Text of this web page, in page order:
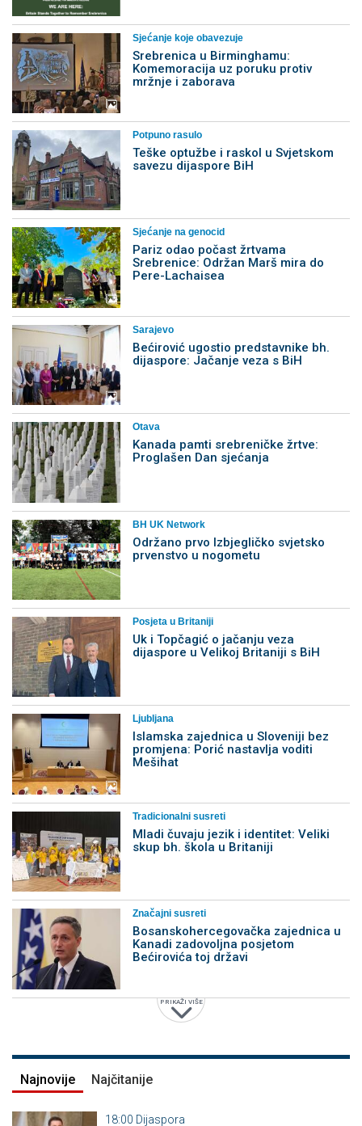
Sjećanje koje obavezuje
Srebrenica u Birminghamu:
Komemoracija uz poruku protiv
mržnje i zaborava
Potpuno rasulo
Teške optužbe i raskol u Svjetskom
savezu dijaspore BiH
Sjećanje na genocid
Pariz odao počast žrtvama
Srebrenice: Održan Marš mira do
Pere-Lachaisea
Sarajevo
Bećirović ugostio predstavnike bh.
dijaspore: Jačanje veza s BiH
Otava
Kanada pamti srebreničke žrtve:
Proglašen Dan sjećanja
BH UK Network
Održano prvo Izbjegličko svjetsko
prvenstvo u nogometu
Posjeta u Britaniji
Uk i Topčagić o jačanju veza
dijaspore u Velikoj Britaniji s BiH
Ljubljana
Islamska zajednica u Sloveniji bez
promjena: Porić nastavlja voditi
Mešihat
Tradicionalni susreti
Mladi čuvaju jezik i identitet: Veliki
skup bh. škola u Britaniji
Značajni susreti
Bosanskohercegovačka zajednica u
Kanadi zadovoljna posjetom
Bećirovića toj državi
PRIKAŽI VIŠE
Najnovije Najčitanije
18:00 Dijaspora